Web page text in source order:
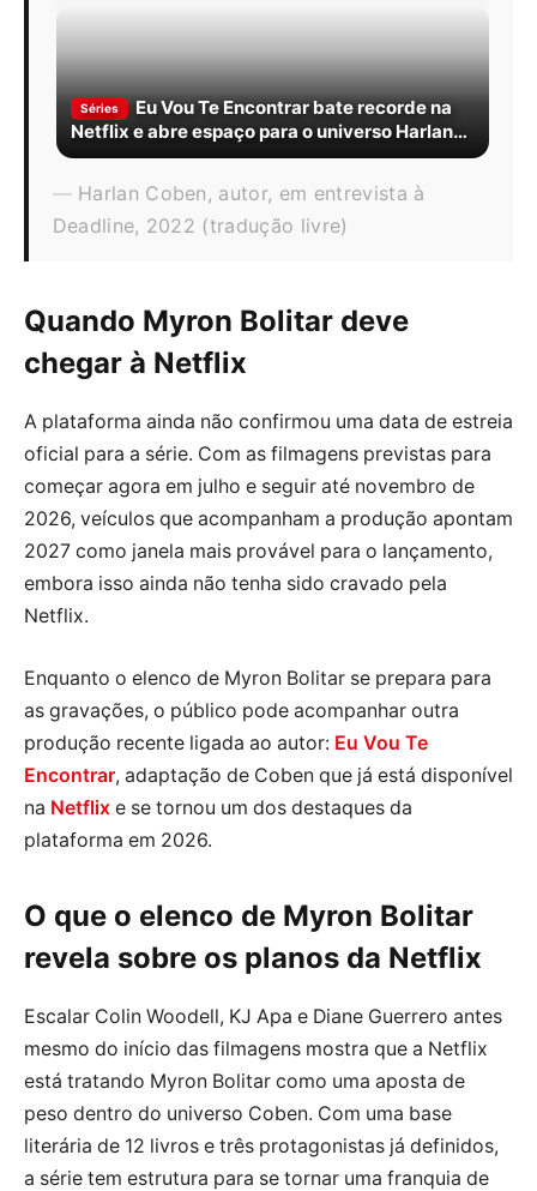
Séries
Eu Vou Te Encontrar bate recorde na
Netflix e abre espaço para o universo Harlan
Coben crescer
Harlan Coben, autor, em entrevista à
Deadline, 2022 (tradução livre)
Quando Myron Bolitar deve
chegar à Netflix
A plataforma ainda não confirmou uma data de estreia
oficial para a série. Com as filmagens previstas para
começar agora em julho e seguir até novembro de
2026, veículos que acompanham a produção apontam
2027 como janela mais provável para o lançamento,
embora isso ainda não tenha sido cravado pela
Netflix.
Enquanto o elenco de Myron Bolitar se prepara para
as gravações, o público pode acompanhar outra
produção recente ligada ao autor: Eu Vou Te
Encontrar, adaptação de Coben que já está disponível
na Netflix e se tornou um dos destaques da
plataforma em 2026.
O que o elenco de Myron Bolitar
revela sobre os planos da Netflix
Escalar Colin Woodell, KJ Apa e Diane Guerrero antes
mesmo do início das filmagens mostra que a Netflix
está tratando Myron Bolitar como uma aposta de
peso dentro do universo Coben. Com uma base
literária de 12 livros e três protagonistas já definidos,
a série tem estrutura para se tornar uma franquia de